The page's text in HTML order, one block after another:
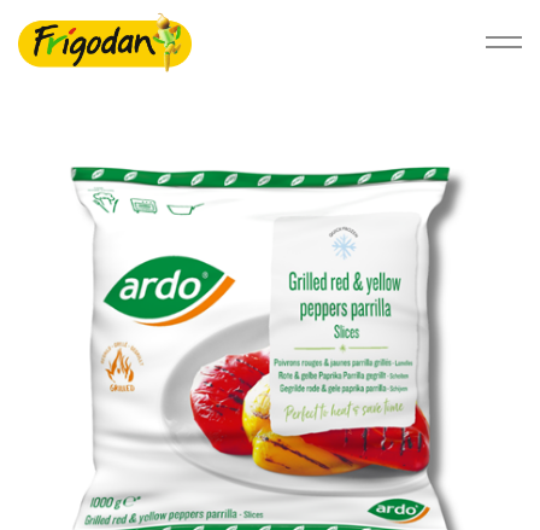
Foodservice
Bæredygtighed
Om Ardo NV
Ardo.com